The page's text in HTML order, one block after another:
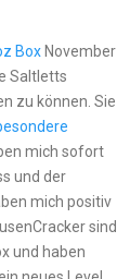
BoxNovember
Saltletts
zu können. Sie
mich sofort
und der
mich positiv
sind
und haben